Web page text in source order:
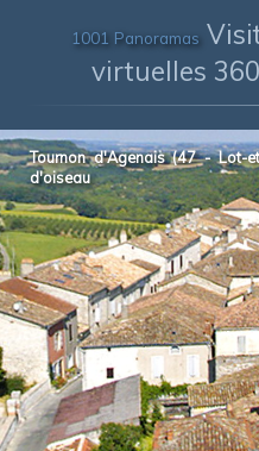
1001 Panoramas
virtuelles
Tournon d'Agenais (47 - Lot-
d'oiseau